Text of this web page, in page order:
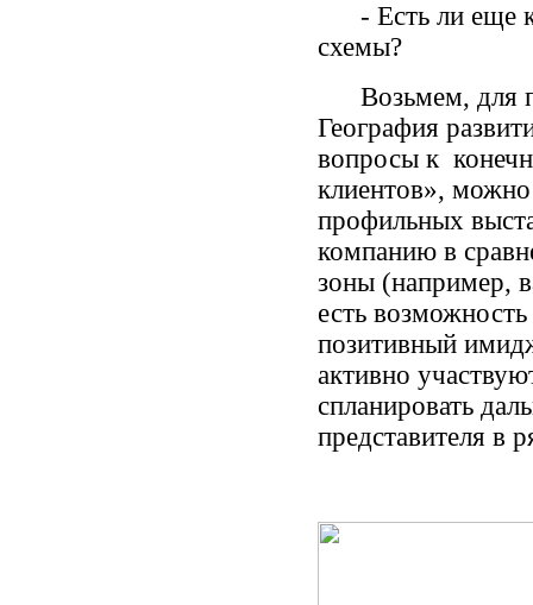
- Есть ли еще
схемы?
Возьмем, для
География
вопросы к
клиентов»,
профильных
компанию в
зоны (например,
есть
позитивный
активно
спланировать
представителя в